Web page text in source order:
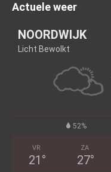
Actuele weer
NOORDWIJK
Licht Bewolkt
52%
VR
21 °
ZA
27°